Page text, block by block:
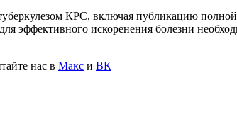
КРС, включая публикацию
эффективного искоренения болезни
нас в Макс и ВК